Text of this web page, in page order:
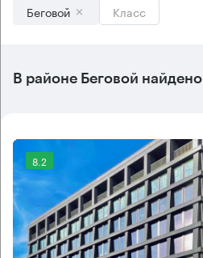
Беговой Класс
В районе Беговой найдено
8.2